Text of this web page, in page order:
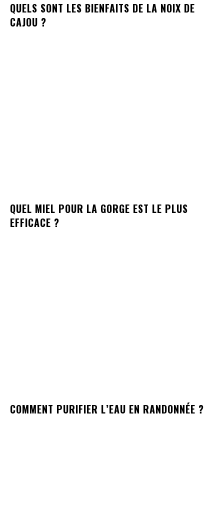
QUELS SONT LES BIENFAITS DE LA NOIX DE
CAJOU ?
QUEL MIEL POUR LA GORGE EST LE PLUS
EFFICACE ?
COMMENT PURIFIER L’EAU EN RANDONNÉE ?